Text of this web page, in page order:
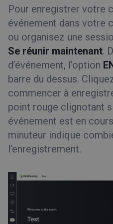
Pour enregistrer votre
événement dans votre
ou organisez une
Se réunir maintenant.
d’événement, l’option
barre du dessus.
commencer à
point rouge clignotant
événement est en
minuteur indique
l’enregistrement.